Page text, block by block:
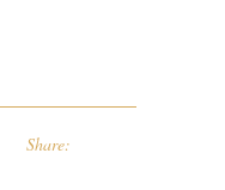
Share: